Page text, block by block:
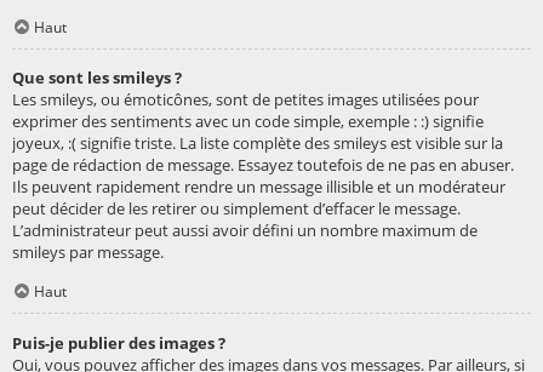
Haut
Que sont les smileys ?
Les smileys, ou émoticônes, sont de petites images utilisées pour
exprimer des sentiments avec un code simple, exemple : :) signifie
joyeux, :( signifie triste. La liste complète des smileys est visible sur la
page de rédaction de message. Essayez toutefois de ne pas en abuser.
Ils peuvent rapidement rendre un message illisible et un modérateur
peut décider de les retirer ou simplement d’effacer le message.
L’administrateur peut aussi avoir défini un nombre maximum de
smileys par message.
Haut
Puis-je publier des images ?
Oui, vous pouvez afficher des images dans vos messages. Par ailleurs, si